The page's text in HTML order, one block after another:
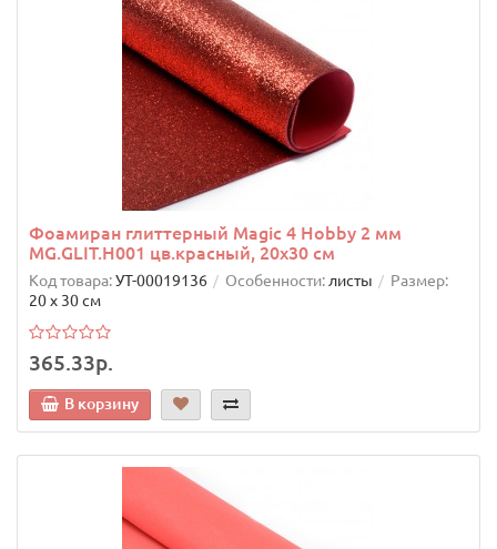
Фоамиран глиттерный Magic 4 Hobby 2 мм
MG.GLIT.H001 цв.красный, 20х30 см
Код товара:УТ-00019136 Особенности: листы
Размер:
20 х 30 см
365.33р.
В корзину